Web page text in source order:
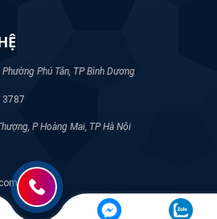
Phú Tân, TP Bình Dương
3787
P Hoàng Mai, TP Hà Nội